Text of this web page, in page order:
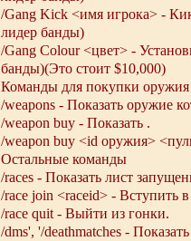
/Gang Kick <имя игрока> -
лидер банды)
/Gang Colour <цвет> -
банды)(Это стоит $10,000)
Команды для покупки
/weapons - Показать оружие
/weapon buy - Показать .
/weapon buy <id оружия>
Остальные команды
/races - Показать лист
/race join <raceid> - Вступить
/race quit - Выйти из гонки.
/dms', '/deathmatches -